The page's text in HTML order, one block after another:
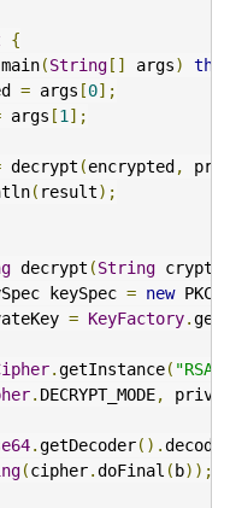
{
main(String [] args)
= args [0];
args [1 ];
decrypt (encrypted ,
( result);
decrypt (String
keySpec
= new
= KeyFactory.
.getInstance( "RSA"
. DECRYPT_MODE,
.getDecoder().decode
(cipher.doFinal ( b));